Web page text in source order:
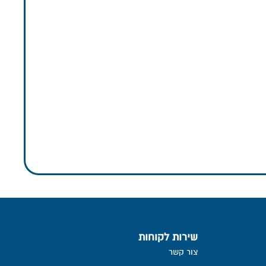
שירות לקוחות
צור קשר